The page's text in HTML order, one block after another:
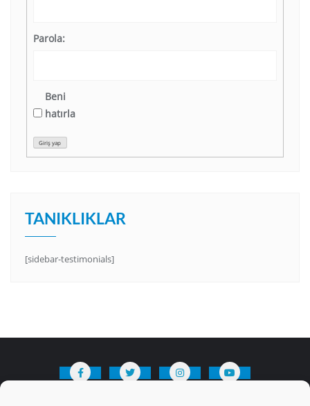
Parola:
Beni
hatırla
Giriş yap
TANIKLIKLAR
[sidebar-testimonials]